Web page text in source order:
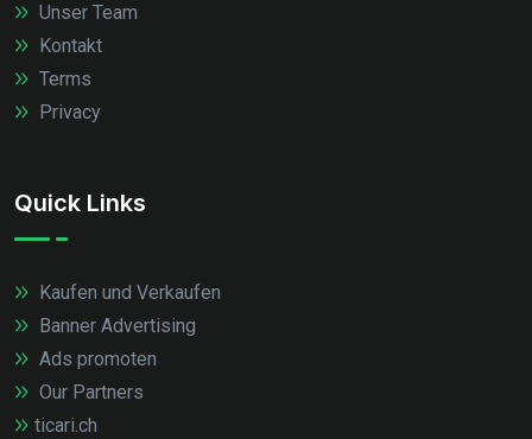
Unser Team
Kontakt
Terms
Privacy
Quick Links
Kaufen und Verkaufen
Banner Advertising
Ads promoten
Our Partners
ticari.ch